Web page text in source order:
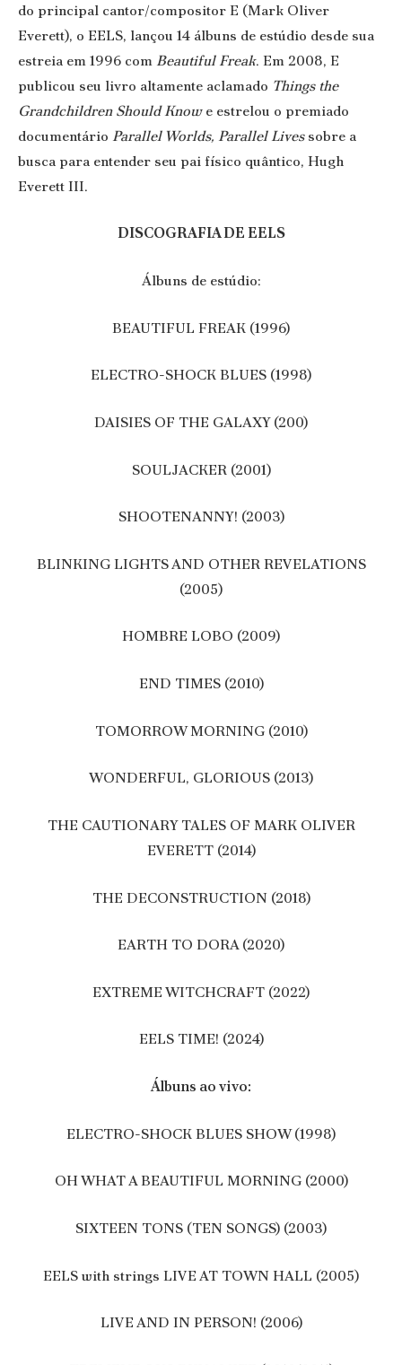
do principal cantor/compositor E (Mark Oliver
Everett), o EELS, lançou 14 álbuns de estúdio desde sua
estreia em 1996 comBeautiful Freak. Em 2008, E
publicou seu livro altamente aclamado Things the
Grandchildren Should Knowe estrelou o premiado
documentário Parallel Worlds, Parallel Livessobre a
busca para entender seu pai físico quântico, Hugh
Everett III.
DISCOGRAFIA DE EELS
Álbuns de estúdio:
BEAUTIFUL FREAK (1996)
ELECTRO-SHOCK BLUES (1998)
DAISIES OF THE GALAXY (200)
SOULJACKER (2001)
SHOOTENANNY! (2003)
BLINKING LIGHTS AND OTHER REVELATIONS
(2005)
HOMBRE LOBO (2009)
END TIMES (2010)
TOMORROW MORNING (2010)
WONDERFUL, GLORIOUS (2013)
THE CAUTIONARY TALES OF MARK OLIVER
EVERETT (2014)
THE DECONSTRUCTION (2018)
EARTH TO DORA (2020)
EXTREME WITCHCRAFT (2022)
EELS TIME! (2024)
Álbuns ao vivo:
ELECTRO-SHOCK BLUES SHOW (1998)
OH WHAT A BEAUTIFUL MORNING (2000)
SIXTEEN TONS (TEN SONGS) (2003)
EELS with strings LIVE AT TOWN HALL (2005)
LIVE AND IN PERSON! (2006)